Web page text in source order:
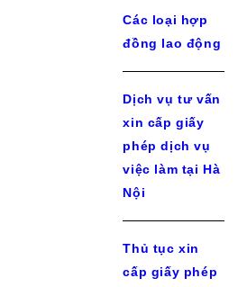
Các loại hợp
đồng lao động
Dịch vụ tư vấn
xin cấp giấy
phép dịch vụ
việc làm tại Hà
Nội
Thủ tục xin
cấp giấy phép